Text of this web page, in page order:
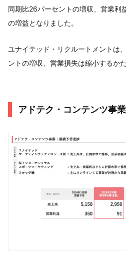
同期比26パーセントの増収、営業利
の増益となりました。
ユナイテッド・リクルートメントは
ントの増収、営業損失は縮小するか
アドテク・コンテンツ事